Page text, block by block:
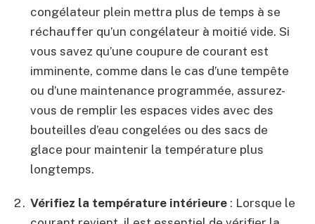
congélateur plein mettra plus de temps à se
réchauffer qu’un congélateur à moitié vide. Si
vous savez qu’une coupure de courant est
imminente, comme dans le cas d’une tempête
ou d’une maintenance programmée, assurez-
vous de remplir les espaces vides avec des
bouteilles d’eau congelées ou des sacs de
glace pour maintenir la température plus
longtemps.
Vérifiez la température intérieure : Lorsque le